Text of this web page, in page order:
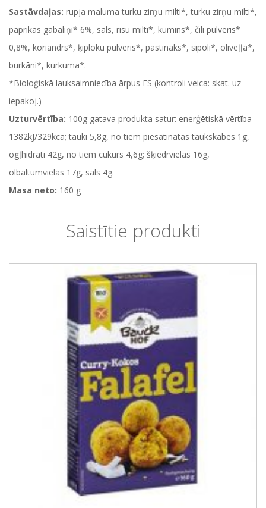
Sastāvdaļas: rupja maluma turku zirņu milti*, turku zirņu milti*,
paprikas gabaliņi* 6%, sāls, rīsu milti*, kumīns*, čili pulveris*
0,8%, koriandrs*, ķiploku pulveris*, pastinaks*, sīpoli*, olīveļļa*,
burkāni*, kurkuma*.
*Bioloģiskā lauksaimniecība ārpus ES (kontroli veica: skat. uz
iepakoj.)
Uzturvērtība: 100g gatava produkta satur: enerģētiskā vērtība
1382kJ/329kca; tauki 5,8g, no tiem piesātinātās taukskābes 1g,
ogļhidrāti 42g, no tiem cukurs 4,6g; šķiedrvielas 16g,
olbaltumvielas 17g, sāls 4g.
Masa neto: 160 g
Saistītie produkti